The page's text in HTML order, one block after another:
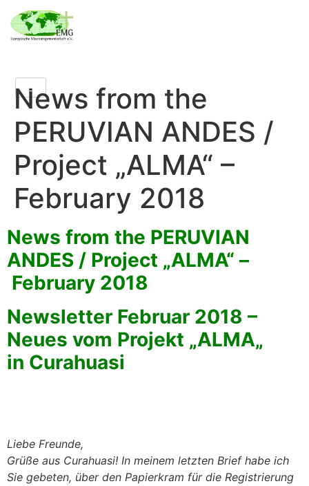
News from the
PERUVIAN ANDES /
Project „ALMA“ –
February 2018
News from the PERUVIAN
ANDES / Project „ALMA“ –
February 2018
Newsletter Februar 2018 –
Neues vom Projekt „ALMA„
in Curahuasi
Liebe Freunde,
Grüße aus Curahuasi! In meinem letzten Brief habe ich
Sie gebeten, über den Papierkram für die Registrierung